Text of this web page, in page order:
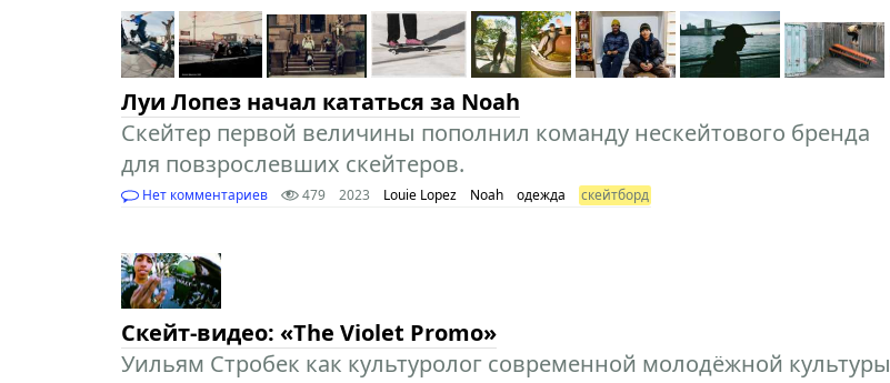
Луи Лопез начал кататься за Noah
Скейтер первой величины пополнил команду нескейтового бренда
для повзрослевших скейтеров.
Нет комментариев 479 2023 Louie Lopez Noah одежда скейтборд
Скейт-видео: «The Violet Promo»
Уильям Стробек как культуролог современной молодёжной культуры